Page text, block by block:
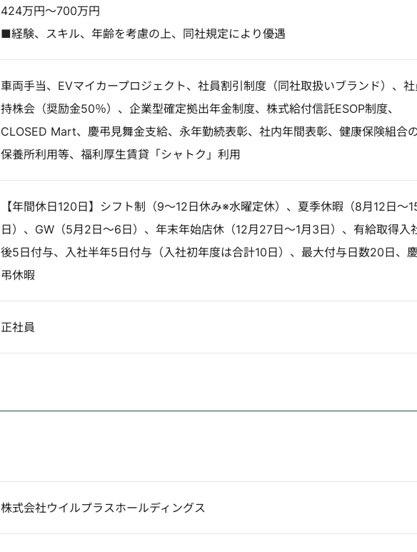
424万円～700万円
■経験、スキル、年齢を考慮の上、同社規定により優遇
車両手当、EVマイカープロジェクト、社員割引制度（同社取扱いブランド）、
持株会（奨励金50％）、企業型確定拠出年金制度、株式給付信託ESOP制度、
CLOSED Mart、慶弔見舞金支給、永年勤続表彰、社内年間表彰、健康保険組合
保養所利用等、福利厚生賃貸「シャトク」利用
【年間休日120日】シフト制（9～12日休み※水曜定休）、夏季休暇（8月12日～
日）、GW（5月2日～6日）、年末年始店休（12月27日～1月3日）、有給取得入
後5日付与、入社半年5日付与（入社初年度は合計10日）、最大付与日数20日、
弔休暇
正社員
株式会社ウイルプラスホールディングス